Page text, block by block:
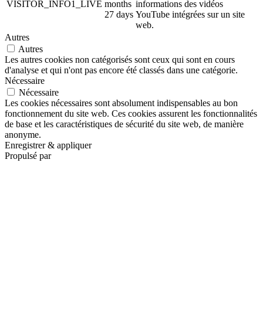
VISITOR_INFO1_LIVE months
27 days
informations des vidéos
YouTube intégrées sur un site
web.
Autres
Autres
Les autres cookies non catégorisés sont ceux qui sont en cours
d'analyse et qui n'ont pas encore été classés dans une catégorie.
Nécessaire
Nécessaire
Les cookies nécessaires sont absolument indispensables au bon
fonctionnement du site web. Ces cookies assurent les fonctionnalités
de base et les caractéristiques de sécurité du site web, de manière
anonyme.
Enregistrer & appliquer
Propulsé par